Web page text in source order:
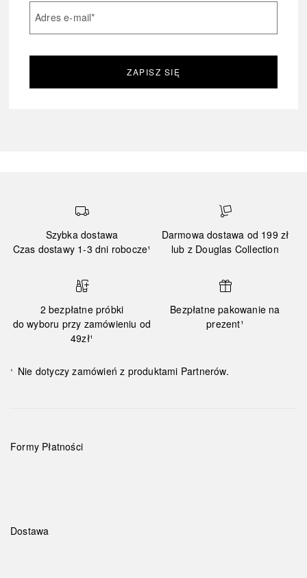
Adres e-mail*
ZAPISZ SIĘ
Szybka dostawa
Czas dostawy 1-3 dni robocze¹
Darmowa dostawa od 199 zł
lub z Douglas Collection
2 bezpłatne próbki
do wyboru przy zamówieniu od
49zł¹
Bezpłatne pakowanie na
prezent¹
¹ Nie dotyczy zamówień z produktami Partnerów.
Formy Płatności
Dostawa